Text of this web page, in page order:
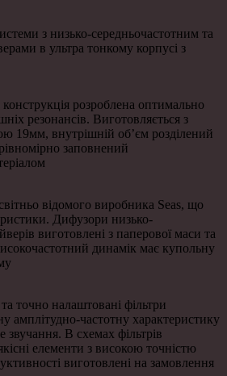
з низько-середньочастотним та
в ультра тонкому корпусі з
розроблена оптимально
резонансів. Виготовляється з
внутрішній об’єм розділений
заповнений
відомого виробника Seas, що
Дифузори низько-
виготовлені з паперової маси та
динамік має купольну
точно налаштовані фільтри
амплітудно-частотну характеристику
звучання. В схемах фільтрів
елементи з високою точністю
виготовлені на замовлення